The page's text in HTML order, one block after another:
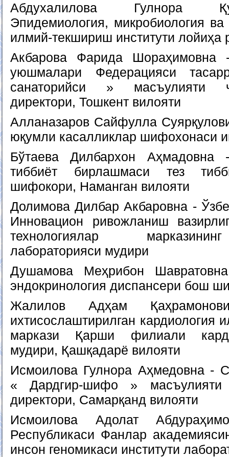
Абдухалилова Гулнора
Эпидемиология, микробиология
илмий-текшириш институти лойиҳа
Акбарова Фарида Шораҳимовна
уюшмалари Федерацияси
санаторийси » масъулияти
директори, Тошкент вилояти
Алланазаров Сайфулла
юқумли касалликлар шифохонаси
Бўтаева Дилбархон Аҳмадовна
тиббиёт бирлашмаси тез
шифокори, Наманган вилояти
Долимова Дилбар Акбаровна -
Инновацион ривожланиш
технологиялар
лабораторияси мудири
Душамова Меҳрибон
эндокринология диспансери бош
Жалилов Адҳам
ихтисослаштирилган кардиология
маркази Қарши филиали
мудири, Қашқадарё вилояти
Исмоилова Гулнора Аҳмедовна -
« Дардгир-шифо » масъулияти
директори, Самарқанд вилояти
Исмоилова Адолат
Республикаси Фанлар
инсон геномикаси институти